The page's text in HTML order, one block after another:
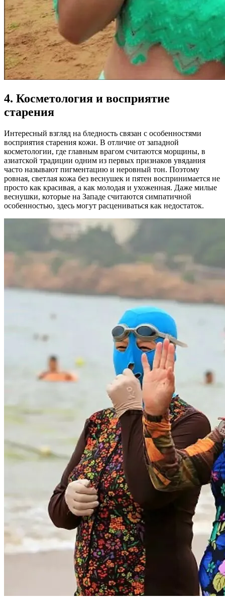
4. Косметология и восприятие
старения
Интересный взгляд на бледность связан с особенностями
восприятия старения кожи. В отличие от западной
косметологии, где главным врагом считаются морщины, в
азиатской традиции одним из первых признаков увядания
часто называют пигментацию и неровный тон. Поэтому
ровная, светлая кожа без веснушек и пятен воспринимается не
просто как красивая, а как молодая и ухоженная. Даже милые
веснушки, которые на Западе считаются симпатичной
особенностью, здесь могут расцениваться как недостаток.